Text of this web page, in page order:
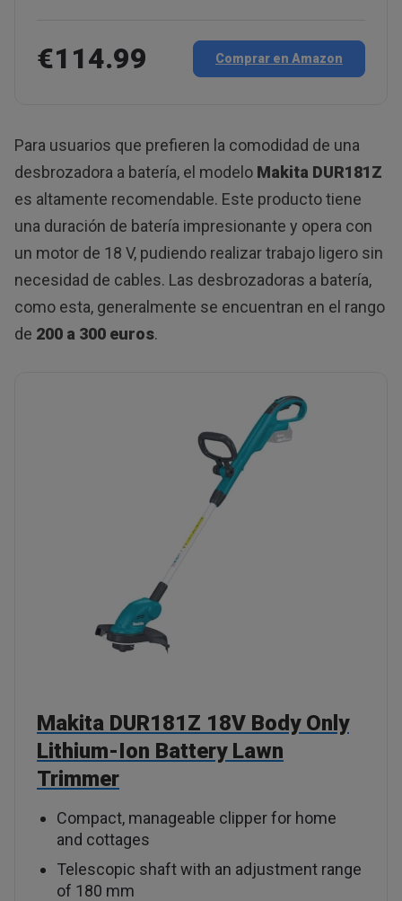
€114.99 Comprar en Amazon
Para usuarios que prefieren la comodidad de una
desbrozadora a batería, el modelo Makita DUR181Z
es altamente recomendable. Este producto tiene
una duración de batería impresionante y opera con
un motor de 18 V, pudiendo realizar trabajo ligero sin
necesidad de cables. Las desbrozadoras a batería,
como esta, generalmente se encuentran en el rango
de 200 a 300 euros.
Makita DUR181Z 18V Body Only
Lithium-Ion Battery Lawn
Trimmer
Compact, manageable clipper for home
and cottages
Telescopic shaft with an adjustment range
of 180 mm